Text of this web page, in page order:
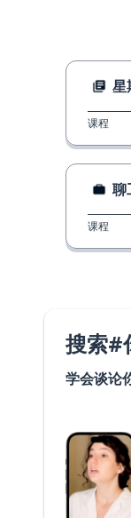
星
课程
聊
课程
搜索#
学会谈论